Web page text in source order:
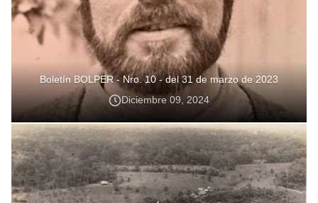
Boletín BOLPER - Nro. 10 - del 31 de marzo de 2023
Diciembre 09, 2024